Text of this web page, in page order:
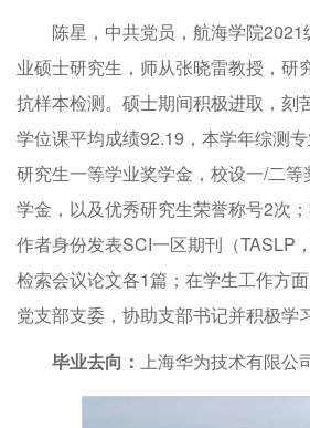
陈星，中共党员，航海学院
业硕士研究生，师从张晓雷教授，研
抗样本检测。硕士期间积极进取，刻
学位课平均成绩92.19，本学年综测
研究生一等学业奖学金，校设一/二
学金，以及优秀研究生荣誉称号2次
作者身份发表SCI一区期刊（TASLP
检索会议论文各1篇；在学生工作方
党支部支委，协助支部书记并积极学
毕业去向： 上海华为技术有限公